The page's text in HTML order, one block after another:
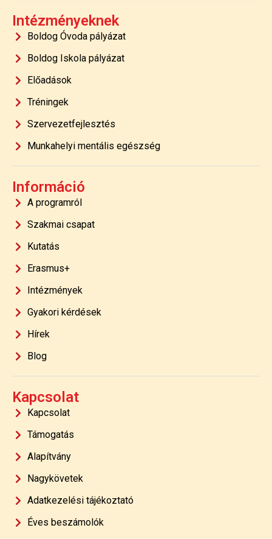
Intézményeknek
Boldog Óvoda pályázat
Boldog Iskola pályázat
Előadások
Tréningek
Szervezetfejlesztés
Munkahelyi mentális egészség
Információ
A programról
Szakmai csapat
Kutatás
Erasmus+
Intézmények
Gyakori kérdések
Hírek
Blog
Kapcsolat
Kapcsolat
Támogatás
Alapítvány
Nagykövetek
Adatkezelési tájékoztató
Éves beszámolók